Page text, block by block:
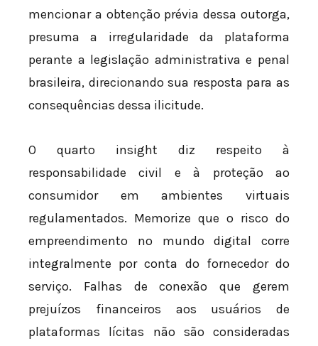
mencionar a obtenção prévia dessa outorga,
presuma a irregularidade da plataforma
perante a legislação administrativa e penal
brasileira, direcionando sua resposta para as
consequências dessa ilicitude.
O quarto insight diz respeito à
responsabilidade civil e à proteção ao
consumidor em ambientes virtuais
regulamentados. Memorize que o risco do
empreendimento no mundo digital corre
integralmente por conta do fornecedor do
serviço. Falhas de conexão que gerem
prejuízos financeiros aos usuários de
plataformas lícitas não são consideradas